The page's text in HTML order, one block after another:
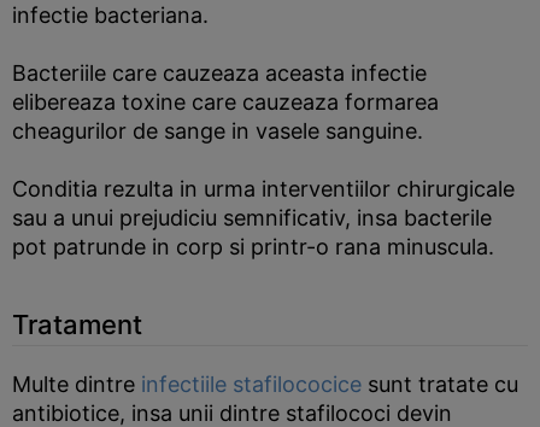
infectie bacteriana.
Bacteriile care cauzeaza aceasta infectie
elibereaza toxine care cauzeaza formarea
cheagurilor de sange in vasele sanguine.
Conditia rezulta in urma interventiilor chirurgicale
sau a unui prejudiciu semnificativ, insa bacterile
pot patrunde in corp si printr-o rana minuscula.
Tratament
Multe dintre infectiile stafilococice sunt tratate cu
antibiotice, insa unii dintre stafilococi devin